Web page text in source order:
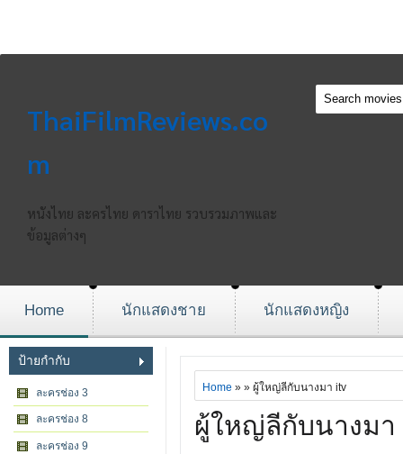
ThaiFilmReviews.co
m
หนังไทย ละครไทย ดาราไทย รวบรวมภาพและ
ข้อมูลต่างๆ
Home นักแสดงชาย นักแสดงหญิง
ป้ายกำกับ
ละครช่อง 3
ละครช่อง 8
ละครช่อง 9
Home » » ผู้ใหญ่ลีกับนางมา itv
ผู้ใหญ่ลีกับนางมา